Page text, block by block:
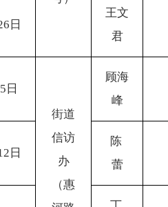
日
王文
君
日
街道
信访
办
（惠
顾海
峰
日
陈
蕾